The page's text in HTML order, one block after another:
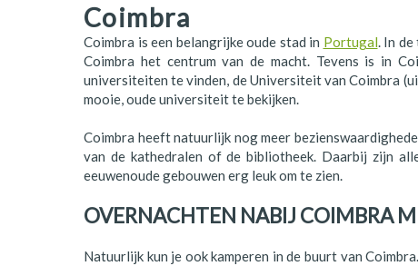
Nieuw-Zeeland
Coimbra
Coimbra is een belangrijke oude stad in Portugal. In
Coimbra het centrum van de macht. Tevens is in
universiteiten te vinden, de Universiteit van Coimbra
mooie, oude universiteit te bekijken.
Coimbra heeft natuurlijk nog meer
van de kathedralen of de bibliotheek. Daarbij zijn
eeuwenoude gebouwen erg leuk om te zien.
OVERNACHTEN NABIJ COIMBRA
Natuurlijk kun je ook kamperen in de buurt van